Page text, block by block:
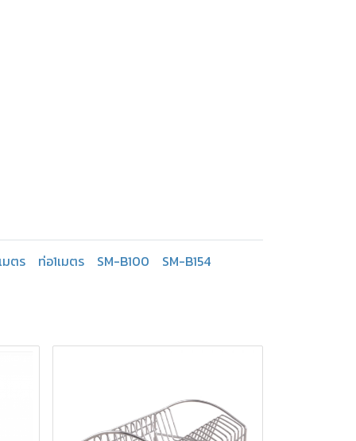
มตร ท่อ1เมตร SM-B100
SM-B154